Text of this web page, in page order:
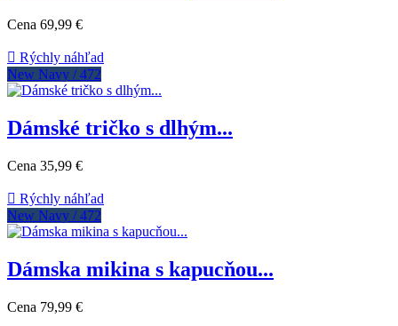
Cena 69,99 €
 Rýchly náhľad
New Navy / 472
Dámské tričko s dlhým...
Cena 35,99 €
 Rýchly náhľad
New Navy / 472
Dámska mikina s kapucňou...
Cena 79,99 €